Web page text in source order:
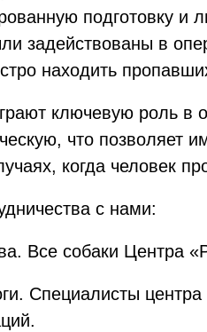
подготовку и
задействованы в
находить
ключевую роль в
что позволяет
когда человек
с нами:
Все собаки Центра
Специалисты центра